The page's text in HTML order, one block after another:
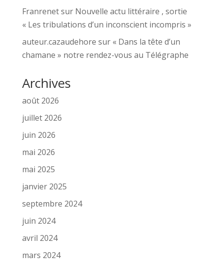
Franrenetsur Nouvelle actu littéraire , sortie
« Les tribulations d’un inconscient incompris »
auteur.cazaudehore sur « Dans la tête d’un
chamane » notre rendez-vous au Télégraphe
Archives
août 2026
juillet 2026
juin 2026
mai 2026
mai 2025
janvier 2025
septembre 2024
juin 2024
avril 2024
mars 2024